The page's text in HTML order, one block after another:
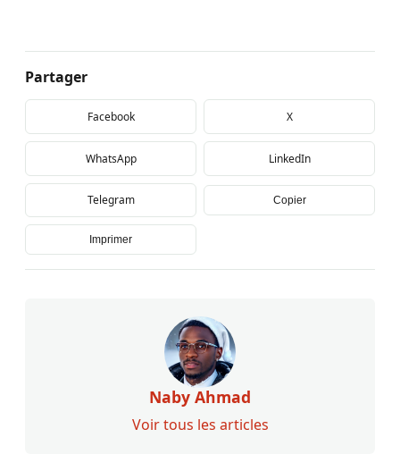
Partager
Facebook X
WhatsApp LinkedIn
Telegram Copier
Imprimer
Naby Ahmad
Voir tous les articles